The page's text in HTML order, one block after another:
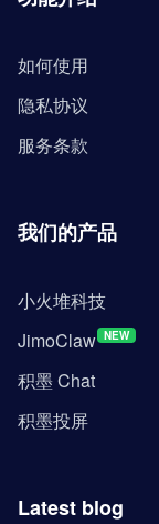
如何使用
隐私协议
服务条款
我们的产品
小火堆科技
JimoClaw NEW
积墨 Chat
积墨投屏
Latest blog